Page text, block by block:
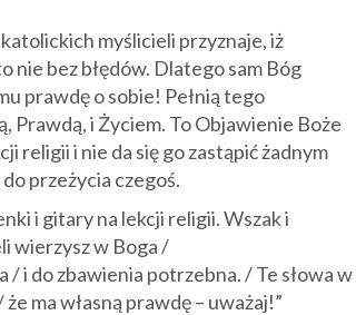
myślicieli przyznaje, iż
nie bez błędów. Dlatego sam Bóg
prawdę o sobie! Pełnią tego
Prawdą, i Życiem. To Objawienie Boże
religii i nie da się go zastąpić żadnym
przeżycia czegoś.
i gitary na lekcji religii. Wszak i
wierzysz w Boga /
/ i do zbawienia potrzebna. / Te słowa w
ma własną prawdę – uważaj!”